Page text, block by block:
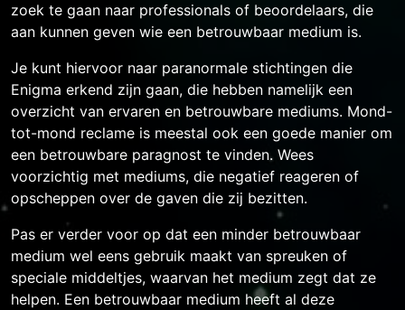
zoek te gaan naar professionals of beoordelaars, die
aan kunnen geven wie een betrouwbaar medium is.
Je kunt hiervoor naar paranormale stichtingen die
Enigma erkend zijn gaan, die hebben namelijk een
overzicht van ervaren en betrouwbare mediums. Mond-
tot-mond reclame is meestal ook een goede manier om
een betrouwbare paragnost te vinden. Wees
voorzichtig met mediums, die negatief reageren of
opscheppen over de gaven die zij bezitten.
Pas er verder voor op dat een minder betrouwbaar
medium wel eens gebruik maakt van spreuken of
speciale middeltjes, waarvan het medium zegt dat ze
helpen. Een betrouwbaar medium heeft al deze